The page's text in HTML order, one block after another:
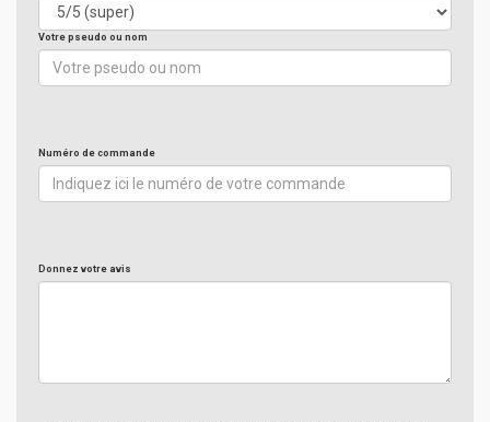
Votre pseudo ou nom
Numéro de commande
Donnez votre avis